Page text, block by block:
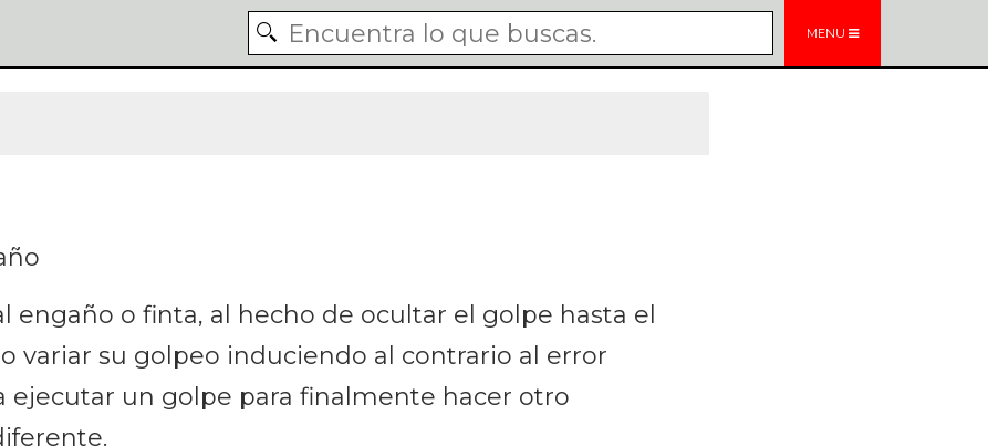
MENU
engaño o finta, al hecho de ocultar el golpe hasta el
variar su golpeo induciendo al contrario al error
ejecutar un golpe para finalmente hacer otro